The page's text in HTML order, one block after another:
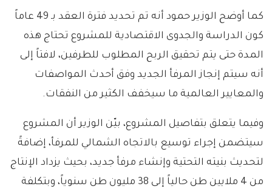
كما أوضح الوزير حمود أنه تم تحديد فترة العقد بـ 49 عاماً
كون الدراسة والجدوى الاقتصادية للمشروع تحتاج هذه
المدة حتى يتم تحقيق الربح المطلوب للطرفين، لافتاً إلى
أنه سيتم إنجاز المرفأ الجديد وفق أحدث المواصفات
والمعايير العالمية ما سيخفف الكثير من النفقات.
وفيما يتعلق بتفاصيل المشروع، بيّن الوزير أن المشروع
سيتضمن إجراء توسيع بالاتجاه الشمالي للمرفأ، إضافةً
لتحديث بنيته التحتية وإنشاء مرفأ جديد، بحيث يزداد الإنتاج
من 4 ملايين طن حالياً إلى 38 مليون طن سنوياً، وبتكلفة